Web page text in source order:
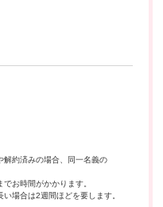
解約済みの場合、同一名義の
お時間がかかります。
場合は2週間ほどを要します。